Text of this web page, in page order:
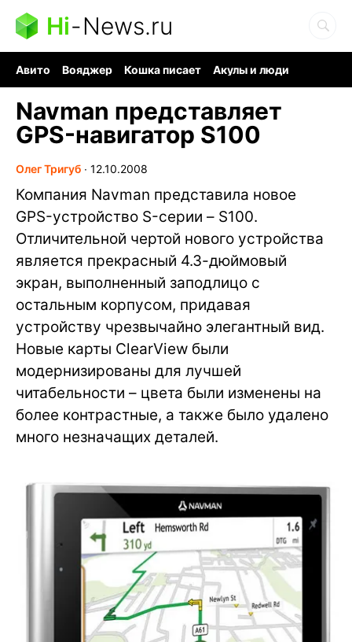
Hi-News.ru
Авито Вояджер Кошка писает
Акулы и люди
Navman представляет
GPS-навигатор S100
Олег Тригуб ∙ 12.10.2008
Компания Navman представила новое
GPS-устройство S-серии – S100.
Отличительной чертой нового устройства
является прекрасный 4.3-дюймовый
экран, выполненный заподлицо с
остальным корпусом, придавая
устройству чрезвычайно элегантный вид.
Новые карты ClearView были
модернизированы для лучшей
читабельности – цвета были изменены на
более контрастные, а также было удалено
много незначащих деталей.